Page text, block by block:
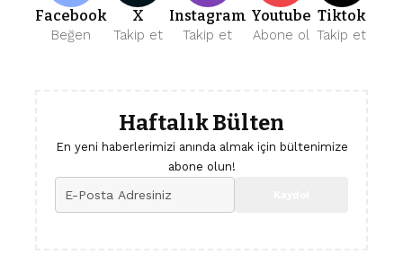
Facebook
Beğen
X
Takip et
Instagram
Takip et
Youtube
Abone ol
Tiktok
Takip et
Haftalık Bülten
En yeni haberlerimizi anında almak için bültenimize
abone olun!